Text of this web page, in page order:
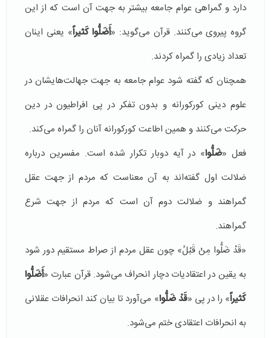
دارد و گمراهی عوام جامعه بیشتر به جهت آن است كه از این
گروه پیروی می‌كنند. قرآن می‌گوید: «أَضَلُّوا كَثیراً» یعنی اینان
تعداد زیادی را گمراه كردند.
همچنان كه گفته شود عوام جامعه به جهت جهالت‌هایشان در
علوم دینی كوركورانه و بدون تفكر در پی افراطیون در دین
حركت می‌كنند و همین اطاعت كوركورانه آنان را گمراه می‌كند.
فعل «ضَلُّوا» در آیه دوبار تكرار شده است. مفسرین درباره
ضلالت اول گفته‌اند به آن معناست كه مردم از جهت عقل
گمراهند و ضلالت دوم آن است كه مردم از جهت شرع
گمراهند.
«قَدْ ضَلُّوا مِنْ قَبْلُ» چون عقل مردم از صراط مستقیم دور شود
به یقین در اعتقادیات دچار انحراف می‌شود. قرآن عبارت «أَضَلُّوا
كَثیراً» را در پی «قَدْ ضَلُّوا» می‌آورد تا بیان كند انحرافات عقلانی
به انحرافات اعتقادی ختم می‌شود.